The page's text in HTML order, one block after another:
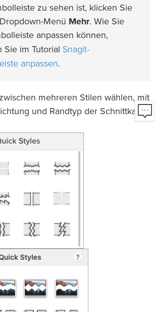
zu sehen ist, klicken Sie
Menü Mehr. Wie Sie
anpassen können,
Sie im Tutorial Snagit-
anpassen.
mehreren Stilen wählen, mit
und Randtyp der Schnittkante